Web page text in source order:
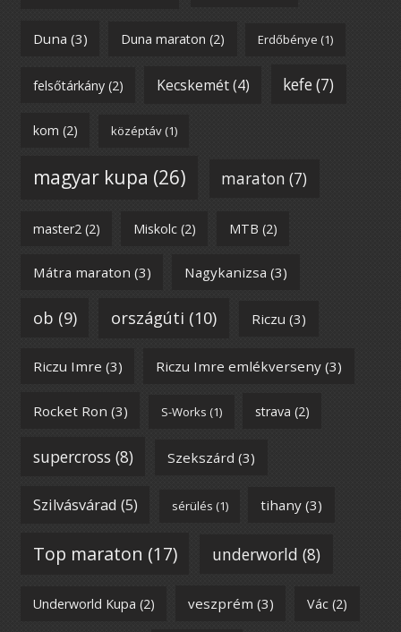
Duna (3) Duna maraton (2) Erdőbénye (1)
felsőtárkány(2) Kecskemét(4) kefe(7)
kom (2) középtáv(1)
magyar kupa (26) maraton (7)
master2(2) Miskolc(2) MTB (2)
Mátra maraton (3) Nagykanizsa (3)
ob (9) országúti (10) Riczu (3)
Riczu Imre (3) Riczu Imre emlékverseny(3)
Rocket Ron (3) S-Works (1) strava (2)
supercross (8) Szekszárd (3)
Szilvásvárad (5) sérülés (1) tihany (3)
Top maraton (17) underworld (8)
Underworld Kupa (2) veszprém (3) Vác (2)